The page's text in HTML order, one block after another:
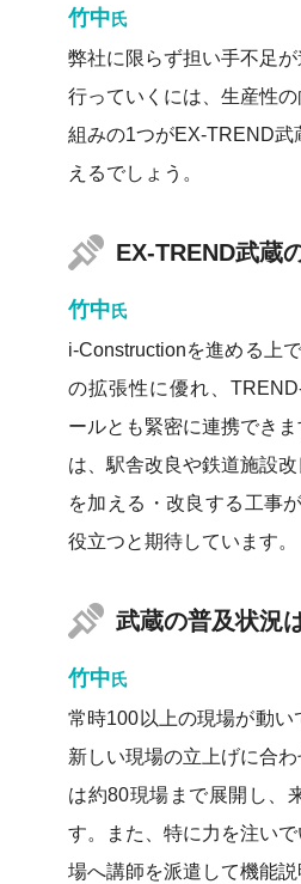
竹中氏
弊社に限らず担い手不足
行っていくには、生産性
組みの1つがEX-TREND武
えるでしょう。
EX-TREND武蔵
竹中氏
i-Constructionを進める上
の拡張性に優れ、
ールとも緊密に連携でき
は、駅舎改良や鉄道施設
を加える・改良する工事
役立つと期待しています。
武蔵の普及状況
竹中氏
常時100以上の現場が動い
新しい現場の立上げに合
は約80現場まで展開し、
す。また、特に力を注い
場へ講師を派遣して機能